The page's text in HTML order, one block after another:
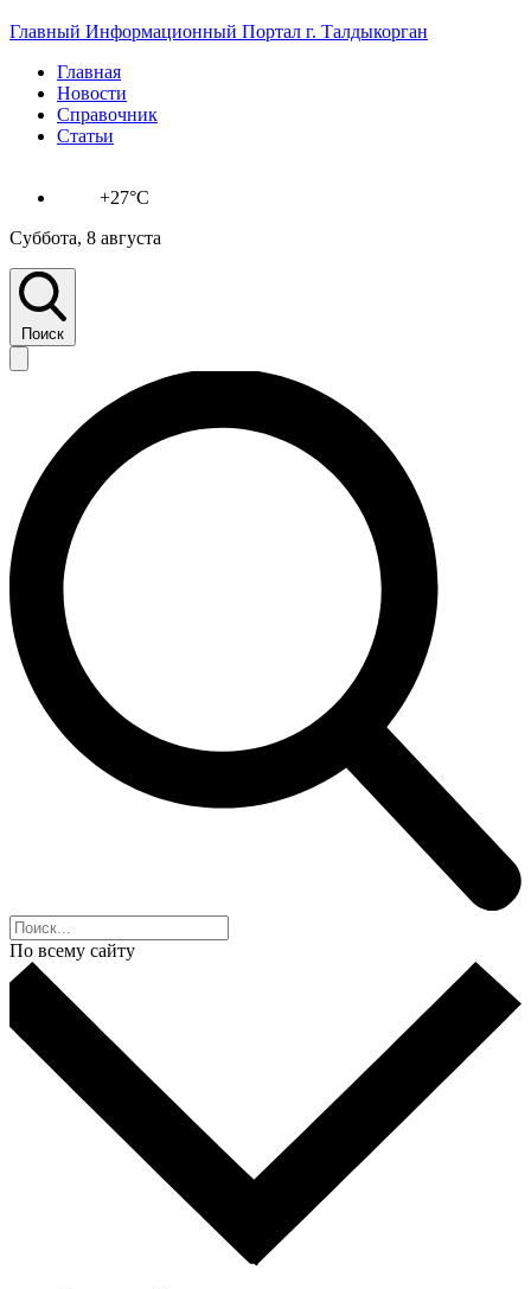
Главный Информационный Портал г. Талдыкорган
Главная
Новости
Справочник
Статьи
+27°C
Суббота, 8 августа
Поиск
По всему сайту